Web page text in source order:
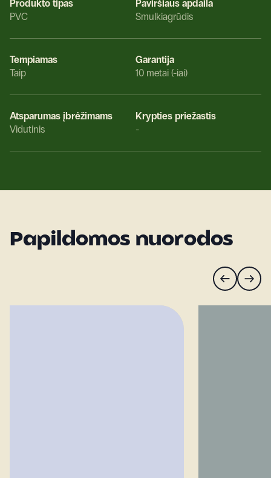
Produkto tipas
PVC
Paviršiaus apdaila
Smulkiagrūdis
Tempiamas
Taip
Garantija
10 metai (-iai)
Atsparumas įbrėžimams
Vidutinis
Krypties priežastis
-
Papildomos nuorodos